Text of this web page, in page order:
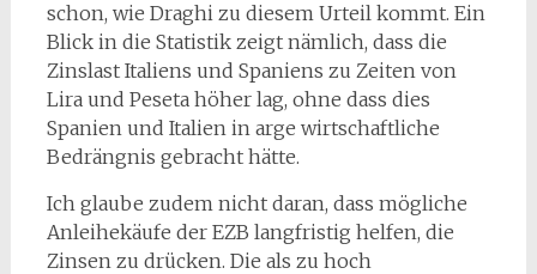
schon, wie Draghi zu diesem Urteil kommt. Ein
Blick in die Statistik zeigt nämlich, dass die
Zinslast Italiens und Spaniens zu Zeiten von
Lira und Peseta höher lag, ohne dass dies
Spanien und Italien in arge wirtschaftliche
Bedrängnis gebracht hätte.
Ich glaube zudem nicht daran, dass mögliche
Anleihekäufe der EZB langfristig helfen, die
Zinsen zu drücken. Die als zu hoch